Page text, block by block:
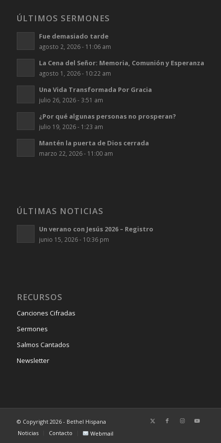
ÚLTIMOS SERMONES
Fue demasiado tarde
agosto 2, 2026 - 11:06 am
La Cena del Señor: Memoria, Comunión y Esperanza
agosto 1, 2026 - 10:22 am
Una Vida Transformada Por Gracia
julio 26, 2026 - 3:51 am
¿Por qué algunas personas no prosperan?
julio 19, 2026 - 1:23 am
Mantén la puerta de Dios cerrada
marzo 22, 2026 - 11:00 am
ÚLTIMAS NOTICIAS
Un verano con Jesús 2026 – Registro
junio 15, 2026 - 10:36 pm
RECURSOS
Canciones Cifradas
Sermones
Salmos Cantados
Newsletter
© Copyright 2026 - Bethel Hispana
Noticias
Contacto Webmail